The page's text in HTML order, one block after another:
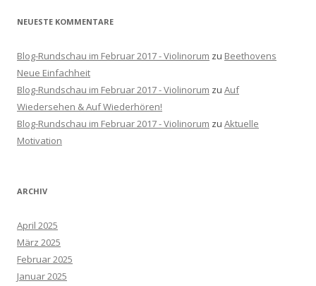
NEUESTE KOMMENTARE
Blog-Rundschau im Februar 2017 - Violinorum zu Beethovens
Neue Einfachheit
Blog-Rundschau im Februar 2017 - Violinorum zu Auf
Wiedersehen & Auf Wiederhören!
Blog-Rundschau im Februar 2017 - Violinorum zu Aktuelle
Motivation
ARCHIV
April 2025
März 2025
Februar 2025
Januar 2025